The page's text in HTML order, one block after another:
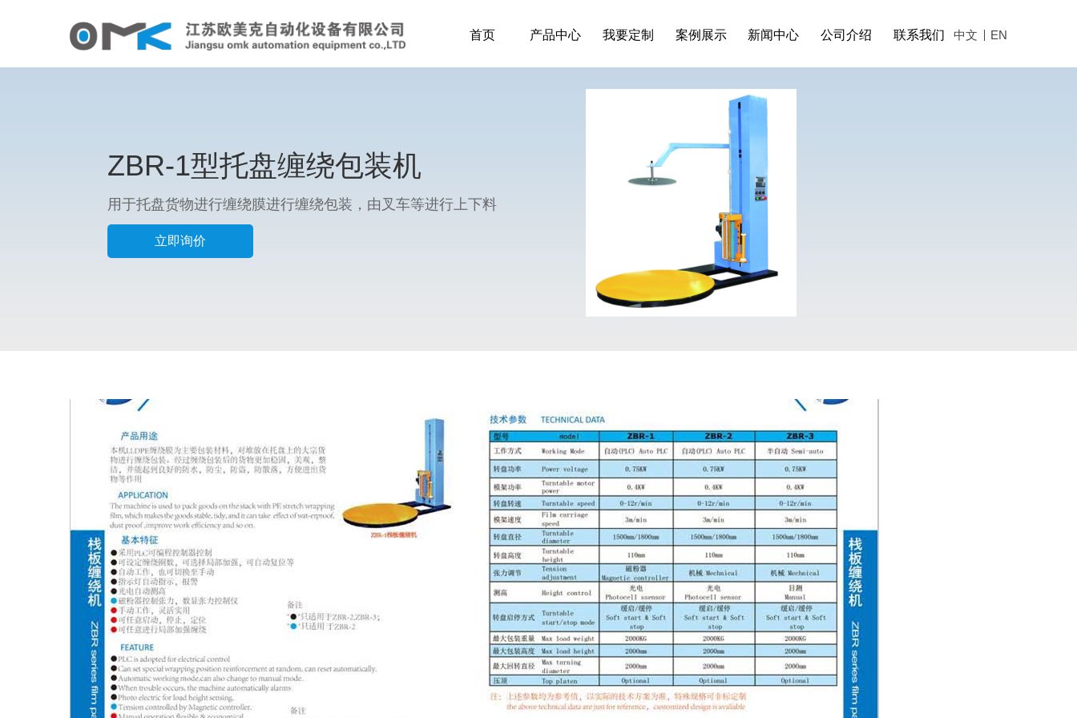
首页 产品中心 我要定制 案例展示 新闻中心 公司介绍 联系我们 中文 EN
ZBR-1型托盘缠绕包装机
用于托盘货物进行缠绕膜进行缠绕包装，由叉车等进行上下料
立即询价